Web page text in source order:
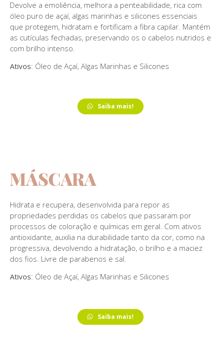
Devolve a emoliência, melhora a penteabilidade, rica com
óleo puro de açaí, algas marinhas e silicones essenciais
que protegem, hidratam e fortificam a fibra capilar. Mantém
as cutículas fechadas, preservando os o cabelos nutridos e
com brilho intenso.
Ativos: Óleo de Açaí, Algas Marinhas e Silicones
Saiba mais!
MÁSCARA
Hidrata e recupera, desenvolvida para repor as
propriedades perdidas os cabelos que passaram por
processos de coloração e químicas em geral. Com ativos
antioxidante, auxilia na durabilidade tanto da cor, como na
progressiva, devolvendo a hidratação, o brilho e a maciez
dos fios. Livre de parabenos e sal.
Ativos: Óleo de Açaí, Algas Marinhas e Silicones
Saiba mais!